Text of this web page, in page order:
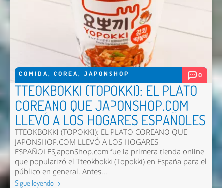
COMIDA, COREA, JAPONSHOP 0
TTEOKBOKKI (TOPOKKI): EL PLATO
COREANO QUE JAPONSHOP.COM
LLEVÓ A LOS HOGARES ESPAÑOLES
TTEOKBOKKI (TOPOKKI): EL PLATO COREANO QUE
JAPONSHOP.COM LLEVÓ A LOS HOGARES
ESPAÑOLESJaponShop.com fue la primera tienda online
que popularizó el Tteokbokki (Topokki) en España para el
público en general. Antes...
Sigue leyendo →